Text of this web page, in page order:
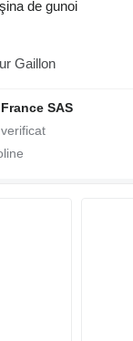
de gunoi
Gaillon
SAS